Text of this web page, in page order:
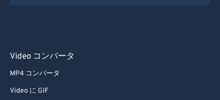
Video コンバータ
MP4 コンバータ
Video に GIF